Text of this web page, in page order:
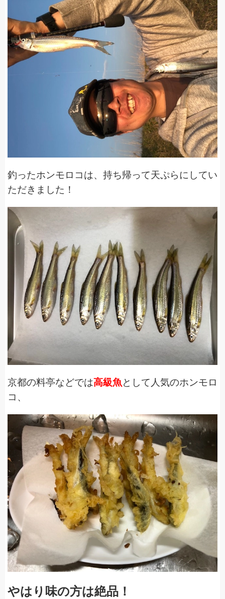
釣ったホンモロコは、持ち帰って天ぷらにしてい
ただきました！
京都の料亭などでは高級魚として人気のホンモロ
コ、
やはり味の方は絶品！